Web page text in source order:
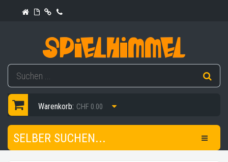
Warenkorb: CHF 0.00
SELBER SUCHEN...